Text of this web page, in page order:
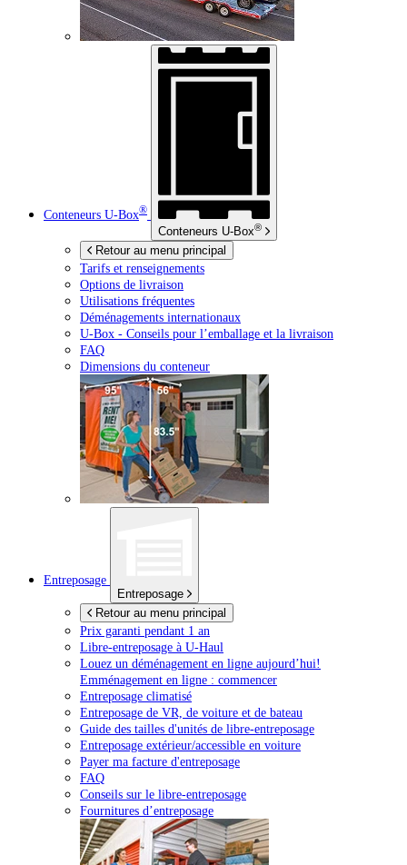
Conteneurs U-Box®
Conteneurs U-Box®
Retour au menu principal
Tarifs et renseignements
Options de livraison
Utilisations fréquentes
Déménagements internationaux
U-Box - Conseils pour l’emballage et la livraison
FAQ
Dimensions du conteneur
Entreposage
Entreposage
Retour au menu principal
Prix garanti pendant 1 an
Libre-entreposage à U-Haul
Louez un déménagement en ligne aujourd’hui!
Emménagement en ligne : commencer
Entreposage climatisé
Entreposage de VR, de voiture et de bateau
Guide des tailles d'unités de libre-entreposage
Entreposage extérieur/accessible en voiture
Payer ma facture d'entreposage
FAQ
Conseils sur le libre-entreposage
Fournitures d’entreposage